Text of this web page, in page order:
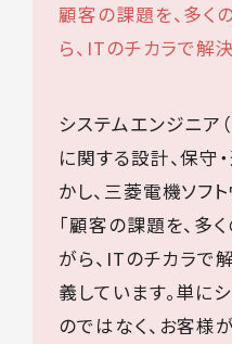
顧客の課題を、多く
ら、ITのチカラで解
システムエンジニア
に関する設計、保守
かし、三菱電機ソフ
「顧客の課題を、多
がら、ITのチカラで
義しています。単に
のではなく、お客様